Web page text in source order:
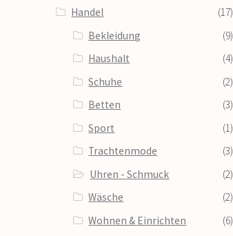
Handel
(17)
Bekleidung
(9)
Haushalt
(4)
Schuhe
(2)
Betten
(3)
Sport
(1)
Trachtenmode
(3)
Uhren - Schmuck
(2)
Wäsche
(2)
Wohnen & Einrichten
(6)